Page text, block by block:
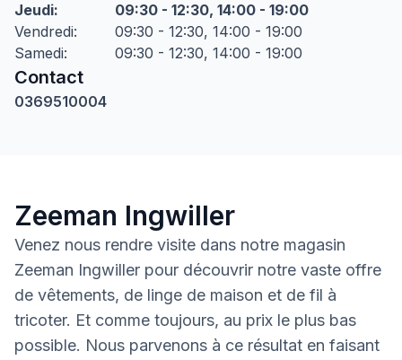
Jeudi:
09:30 - 12:30, 14:00 - 19:00
Vendredi:
09:30 - 12:30, 14:00 - 19:00
Samedi: 09:30 - 12:30, 14:00 - 19:00
Contact
0369510004
Zeeman Ingwiller
Venez nous rendre visite dans notre magasin
Zeeman Ingwiller pour découvrir notre vaste offre
de vêtements, de linge de maison et de fil à
tricoter. Et comme toujours, au prix le plus bas
possible. Nous parvenons à ce résultat en faisant